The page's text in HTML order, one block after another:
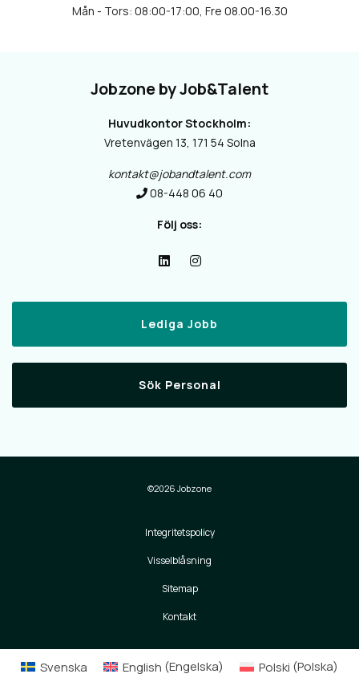
Jobzone by Job&Talent
Huvudkontor Stockholm:
Vretenvägen 13, 171 54 Solna
kontakt@jobandtalent.com
08-448 06 40
Följ oss:
Lediga Jobb
Sök Personal
©2026 Jobzone
Integritetspolicy
Visselblåsning
Sitemap
Kontakt
Svenska English (Engelska) Polski (Polska)